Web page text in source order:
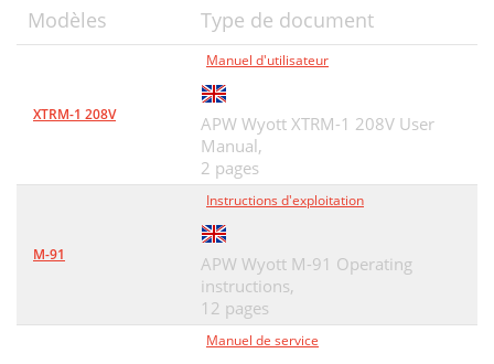
Modèles Type de document
XTRM-1 208V
Manuel d'utilisateur
APW Wyott XTRM-1 208V User
Manual,
2 pages
M-91
Instructions d'exploitation
APW Wyott M-91 Operating
instructions,
12 pages
Manuel de service